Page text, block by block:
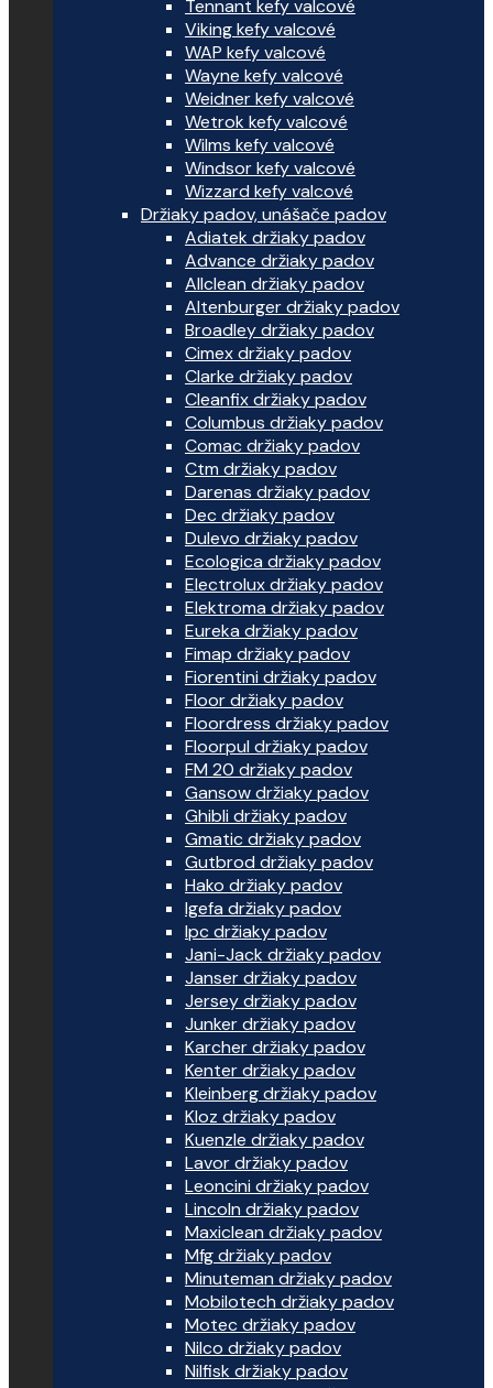
Tennant kefy valcové
Viking kefy valcové
WAP kefy valcové
Wayne kefy valcové
Weidner kefy valcové
Wetrok kefy valcové
Wilms kefy valcové
Windsor kefy valcové
Wizzard kefy valcové
Držiaky padov, unášače padov
Adiatek držiaky padov
Advance držiaky padov
Allclean držiaky padov
Altenburger držiaky padov
Broadley držiaky padov
Cimex držiaky padov
Clarke držiaky padov
Cleanfix držiaky padov
Columbus držiaky padov
Comac držiaky padov
Ctm držiaky padov
Darenas držiaky padov
Dec držiaky padov
Dulevo držiaky padov
Ecologica držiaky padov
Electrolux držiaky padov
Elektroma držiaky padov
Eureka držiaky padov
Fimap držiaky padov
Fiorentini držiaky padov
Floor držiaky padov
Floordress držiaky padov
Floorpul držiaky padov
FM 20 držiaky padov
Gansow držiaky padov
Ghibli držiaky padov
Gmatic držiaky padov
Gutbrod držiaky padov
Hako držiaky padov
Igefa držiaky padov
Ipc držiaky padov
Jani-Jack držiaky padov
Janser držiaky padov
Jersey držiaky padov
Junker držiaky padov
Karcher držiaky padov
Kenter držiaky padov
Kleinberg držiaky padov
Kloz držiaky padov
Kuenzle držiaky padov
Lavor držiaky padov
Leoncini držiaky padov
Lincoln držiaky padov
Maxiclean držiaky padov
Mfg držiaky padov
Minuteman držiaky padov
Mobilotech držiaky padov
Motec držiaky padov
Nilco držiaky padov
Nilfisk držiaky padov